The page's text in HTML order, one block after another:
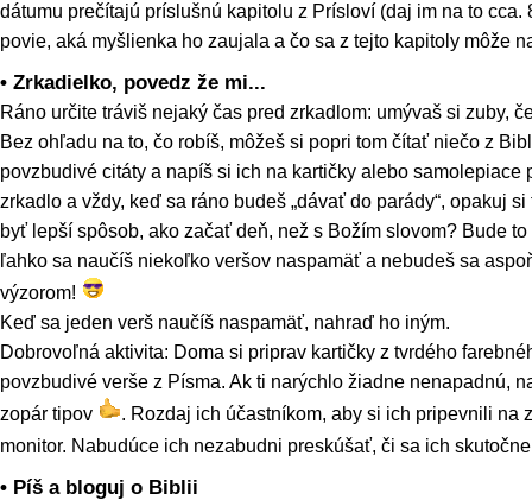
dátumu prečítajú príslušnú kapitolu z Prísloví (daj im na to cca.
povie, aká myšlienka ho zaujala a čo sa z tejto kapitoly môže
• Zrkadielko, povedz že mi...
Ráno určite tráviš nejaký čas pred zrkadlom: umývaš si zuby,
Bez ohľadu na to, čo robíš, môžeš si popri tom čítať niečo z
povzbudivé citáty a napíš si ich na kartičky alebo samolepiace
zrkadlo a vždy, keď sa ráno budeš „dávať do parády“, opakuj
byť lepší spôsob, ako začať deň, než s Božím slovom? Bude
ľahko sa naučíš niekoľko veršov naspamäť a nebudeš sa
výzorom!
Keď sa jeden verš naučíš naspamäť, nahraď ho iným.
Dobrovoľná aktivita: Doma si priprav kartičky z tvrdého
povzbudivé verše z Písma. Ak ti narýchlo žiadne nenapadnú,
zopár tipov
. Rozdaj ich účastníkom, aby si ich pripevnili na
monitor. Nabudúce ich nezabudni preskúšať, či sa ich
• Píš a bloguj o Biblii